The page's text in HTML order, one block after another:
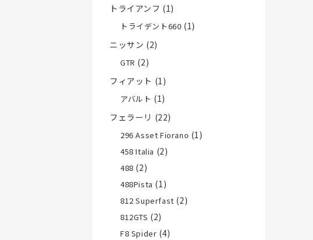
トライアンフ (1)
トライデント660 (1)
ニッサン (2)
GTR (2)
フィアット (1)
アバルト (1)
フェラーリ (22)
296 Asset Fiorano (1)
458 Italia (2)
488 (2)
488Pista (1)
812 Superfast (2)
812GTS (2)
F8 Spider (4)